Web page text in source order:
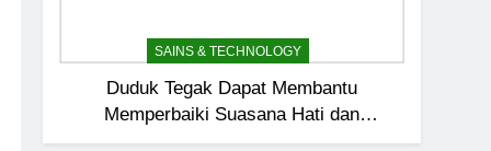
SAINS & TECHNOLOGY
Duduk Tegak Dapat Membantu
Memperbaiki Suasana Hati dan
Pengambilan Keputusan?